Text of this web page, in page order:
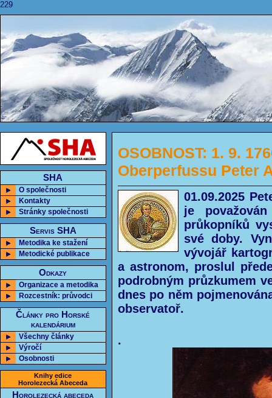
229
SHA
O společnosti
Kontakty
Stránky společnosti
Servis SHA
Metodika ke stažení
Metodické publikace
Odkazy
Organizace a metodika
Rozcestník: průvodci
Články pro Horské
kalendárium
Všechny články
Výročí
Osobnosti
Knihy edice
Horolezecká Abeceda
Horolezecká abeceda
OSOBNOST: 1. 9.
Oberperfussu Peter
01.09.2025
je
průkopníků
své doby.
vývojář
a astronom, proslul
podrobným průzkumem
dnes po něm
observatoř.
.